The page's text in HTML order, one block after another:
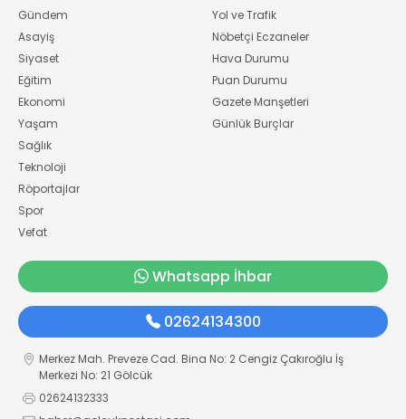
Gündem
Asayiş
Siyaset
Eğitim
Ekonomi
Yaşam
Sağlık
Teknoloji
Röportajlar
Spor
Vefat
Yol ve Trafik
Nöbetçi Eczaneler
Hava Durumu
Puan Durumu
Gazete Manşetleri
Günlük Burçlar
Whatsapp İhbar
02624134300
Merkez Mah. Preveze Cad. Bina No: 2 Cengiz Çakıroğlu İş
Merkezi No: 21 Gölcük
02624132333